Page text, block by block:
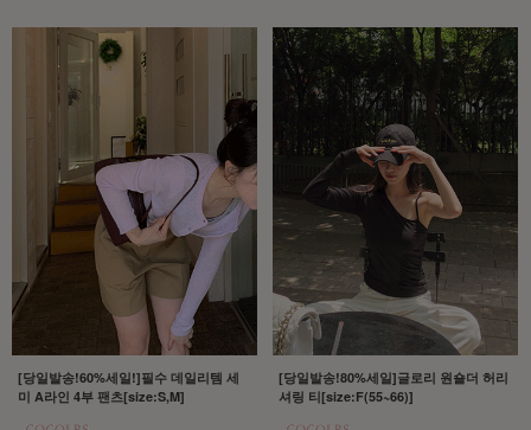
[당일발송!60%세일!]필수 데일리템 세
미 A라인 4부 팬츠[size:S,M]
[당일발송!80%세일]글로리 원숄더 허리
셔링 티[size:F(55~66)]